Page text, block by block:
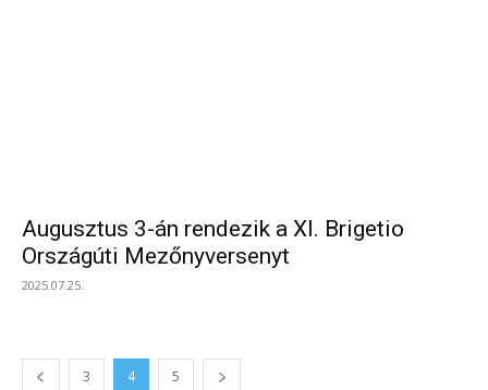
Augusztus 3-án rendezik a XI. Brigetio
Országúti Mezőnyversenyt
2025.07.25.
3 4 5